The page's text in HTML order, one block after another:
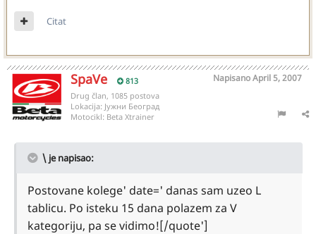
Citat
SpaVe 813 NapisanoApril 5, 2007
Drug član, 1085 postova
Lokacija: Јужни Београд
Motocikl: Beta Xtrainer
\ je napisao:
Postovane kolege' date=' danas sam uzeo L
tablicu. Po isteku 15 dana polazem za V
kategoriju, pa se vidimo![/quote']